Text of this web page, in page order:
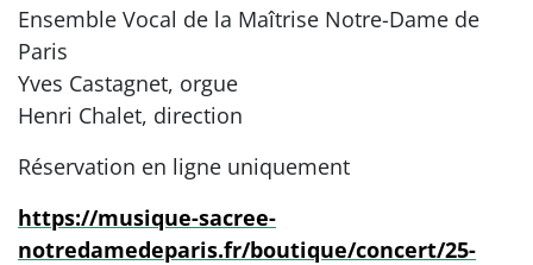
Ensemble Vocal de la Maîtrise Notre-Dame de
Paris
Yves Castagnet, orgue
Henri Chalet, direction
Réservation en ligne uniquement
https://musique-sacree-
notredamedeparis.fr/boutique/concert/25-